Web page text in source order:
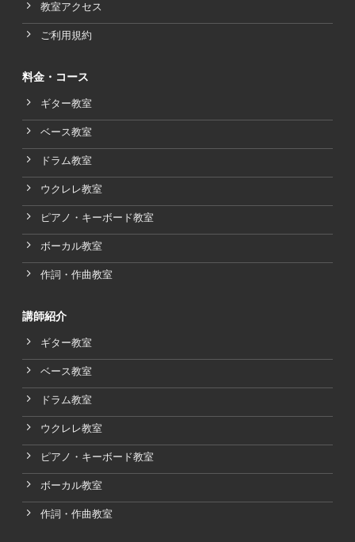
教室アクセス
ご利用規約
料金・コース
ギター教室
ベース教室
ドラム教室
ウクレレ教室
ピアノ・キーボード教室
ボーカル教室
作詞・作曲教室
講師紹介
ギター教室
ベース教室
ドラム教室
ウクレレ教室
ピアノ・キーボード教室
ボーカル教室
作詞・作曲教室